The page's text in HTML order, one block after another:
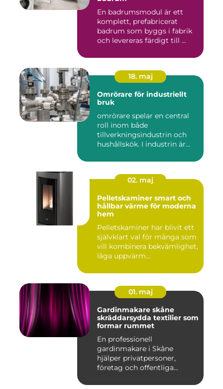
En badrumsmodul är ett
komplett, prefabricerat
badrum som byggs i fabrik
och levereras färdigt till ...
18. maj
Omrörare för industriellt
bruk
omrörare spelar en central
roll inom både
tillverkningsindustrin och
hushållskök. I industrin är
02. maj
Pelletskaminer smart och
hållbar värme för moderna
hem
Pelletskaminer har blivit ett
självklart val för många som
vill kombinera bekvämlighet,
låga uppvärm...
01. maj
Gardinmakare skåne
skräddarsydda textilier som
formar rummet
En professionell
gardinmakare i Skåne
hjälper privatpersoner,
företag och offentliga